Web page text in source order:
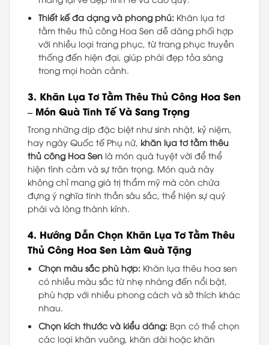
Thiết kế đa dạng và phong phú: Khăn lụa tơ
tằm thêu thủ công Hoa Sen dễ dàng phối hợp
với nhiều loại trang phục, từ trang phục truyền
thống đến hiện đại, giúp phái đẹp tỏa sáng
trong mọi hoàn cảnh.
3. Khăn Lụa Tơ Tằm Thêu Thủ Công Hoa Sen
– Món Quà Tinh Tế Và Sang Trọng
Trong những dịp đặc biệt như sinh nhật, kỷ niệm,
hay ngày Quốc tế Phụ nữ, khăn lụa tơ tằm thêu
thủ công Hoa Sen là món quà tuyệt vời để thể
hiện tình cảm và sự trân trọng. Món quà này
không chỉ mang giá trị thẩm mỹ mà còn chứa
đựng ý nghĩa tinh thần sâu sắc, thể hiện sự quý
phái và lòng thành kính.
4. Hướng Dẫn Chọn Khăn Lụa Tơ Tằm Thêu
Thủ Công Hoa Sen Làm Quà Tặng
Chọn màu sắc phù hợp: Khăn lụa thêu hoa sen
có nhiều màu sắc từ nhẹ nhàng đến nổi bật,
phù hợp với nhiều phong cách và sở thích khác
nhau.
Chọn kích thước và kiểu dáng: Bạn có thể chọn
các loại khăn vuông, khăn dài hoặc khăn